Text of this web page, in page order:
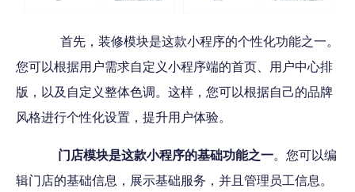
首先，装修模块是这款小程序的个性化功能之一。
您可以根据用户需求自定义小程序端的首页、用户中心排
版，以及自定义整体色调。这样，您可以根据自己的品牌
风格进行个性化设置，提升用户体验。
门店模块是这款小程序的基础功能之一。您可以编
辑门店的基础信息，展示基础服务，并且管理员工信息。